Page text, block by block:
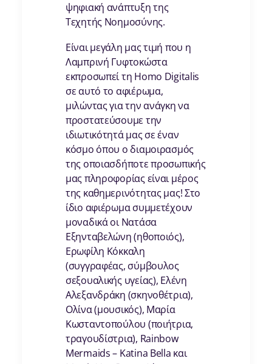
ψηφιακή ανάπτυξη της
Τεχητής Νοημοσύνης.
Είναι μεγάλη μας τιμή που η
Λαμπρινή Γυφτοκώστα
εκπροσωπεί τη Homo Digitalis
σε αυτό το αφιέρωμα,
μιλώντας για την ανάγκη να
προστατεύσουμε την
ιδιωτικότητά μας σε έναν
κόσμο όπου ο διαμοιρασμός
της οποιασδήποτε προσωπικής
μας πληροφορίας είναι μέρος
της καθημερινότητας μας! Στο
ίδιο αφιέρωμα συμμετέχουν
μοναδικά οι Νατάσα
Εξηνταβελώνη (ηθοποιός),
Ερωφίλη Κόκκαλη
(συγγραφέας, σύμβουλος
σεξουαλικής υγείας), Ελένη
Αλεξανδράκη (σκηνοθέτρια),
Ολίνα (μουσικός), Μαρία
Κωσταντοπούλου (ποιήτρια,
τραγουδίστρια), Rainbow
Mermaids – Katina Bella και